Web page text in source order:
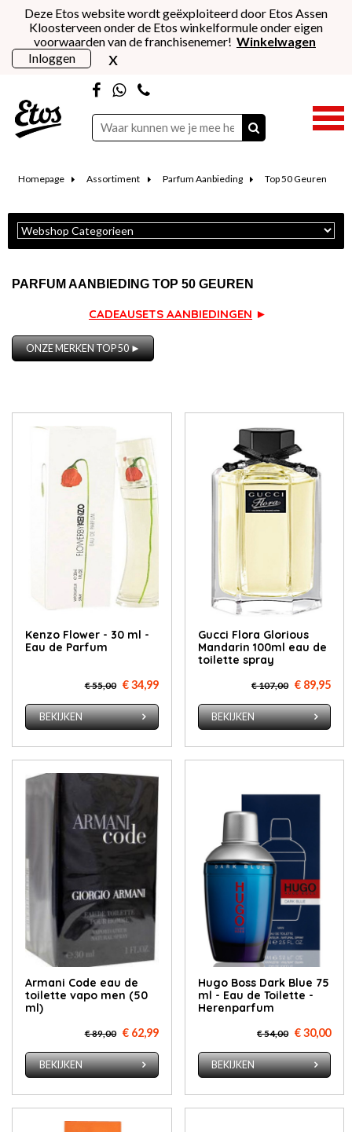
Deze Etos website wordt geëxploiteerd door Etos Assen
Kloosterveen onder de Etos winkelformule onder eigen
voorwaarden van de franchisenemer! Winkelwagen
Inloggen
x
Homepage Assortiment Parfum Aanbieding Top 50 Geuren
PARFUM AANBIEDING TOP 50 GEUREN
CADEAUSETS AANBIEDINGEN ►
ONZE MERKEN TOP 50 ►
Kenzo Flower - 30 ml -
Eau de Parfum
€ 55,00 € 34,99
BEKIJKEN
Gucci Flora Glorious
Mandarin 100ml eau de
toilette spray
€ 107,00 € 89,95
BEKIJKEN
Armani Code eau de
toilette vapo men (50
ml)
€ 89,00 € 62,99
BEKIJKEN
Hugo Boss Dark Blue 75
ml - Eau de Toilette -
Herenparfum
€ 54,00 € 30,00
BEKIJKEN